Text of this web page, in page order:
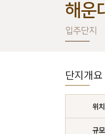
해운
입주단지
단지개요
위치
규모